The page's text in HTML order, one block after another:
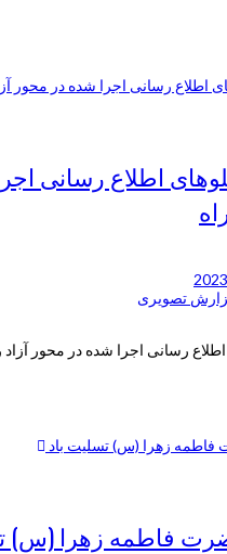
اطلاع رسانی
تصویری
اطلاع رسانی اجرا شده در محور آزاد
ﻓﺎﻃﻤﻪ ﺯﻫﺮﺍ (ﺱ)